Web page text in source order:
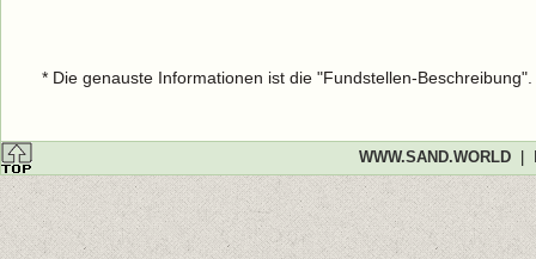
* Die genauste Informationen ist die "Fundstellen-
WWW.SAND.WORLD|